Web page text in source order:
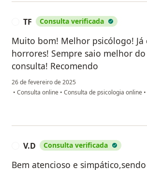
TF Consulta verificada
Muito bom! Melhor psicólogo! Já
horrores! Sempre saio melhor
consulta! Recomendo
26 de fevereiro de 2025
• Consulta online • Consulta de psicologia online •
V.D Consulta verificada
Bem atencioso e